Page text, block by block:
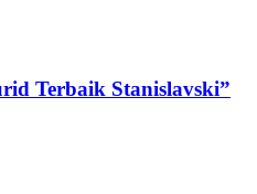
Terbaik Stanislavski”